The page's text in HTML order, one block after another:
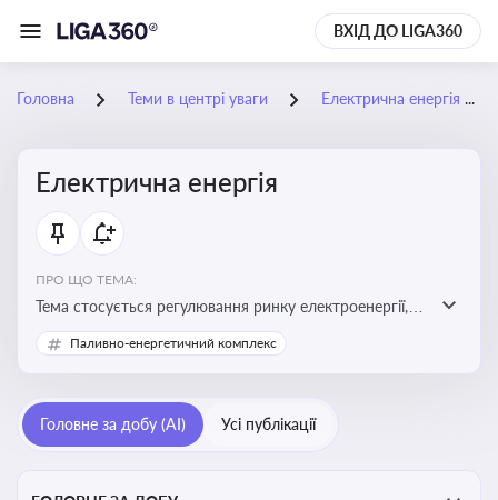
ВХІД ДО LIGA360
Головна Теми в центрі уваги Електрична енергія
Електрична енергія
ПРО ЩО ТЕМА:
Тема стосується регулювання ринку електроенергії,
включаючи її виробництво, постачання та фінансові
стимули для відновлюваної енергетики
Паливно-енергетичний комплекс
Головне за добу (AI) Усі публікації